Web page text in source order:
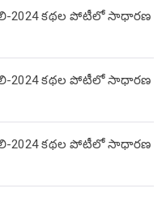
2024 కథల పోటీలో సాధారణ
2024 కథల పోటీలో సాధారణ
2024 కథల పోటీలో సాధారణ